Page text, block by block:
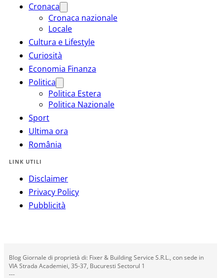
Cronaca
Cronaca nazionale
Locale
Cultura e Lifestyle
Curiosità
Economia Finanza
Politica
Politica Estera
Politica Nazionale
Sport
Ultima ora
România
LINK UTILI
Disclaimer
Privacy Policy
Pubblicità
Blog Giornale di proprietà di: Fixer & Building Service S.R.L., con sede in
VIA Strada Academiei, 35-37, Bucuresti Sectorul 1
---